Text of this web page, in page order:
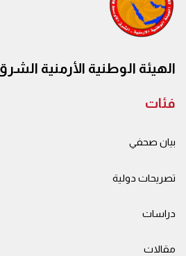
الهيئة الوطنية الأرمنية
فئات
بيان صحفي
تصريحات دولية
دراسات
مقالات